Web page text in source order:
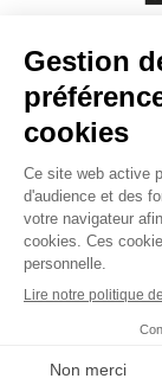
Inscrivez-
l’Agence du